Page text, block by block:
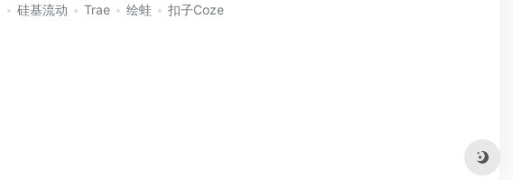
硅基流动 Trae 绘蛙
扣子Coze